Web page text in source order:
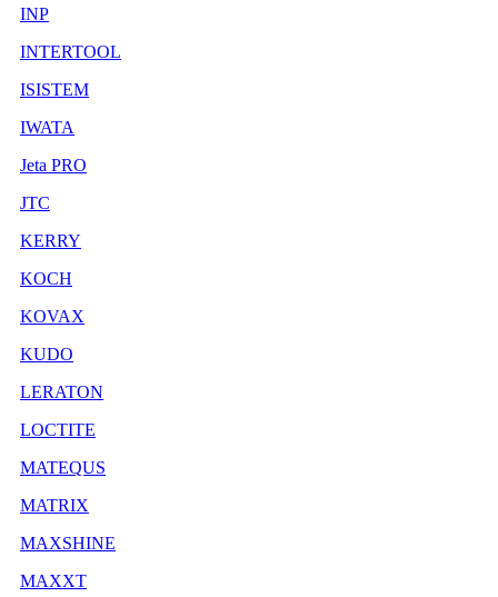
INP
INTERTOOL
ISISTEM
IWATA
Jeta PRO
JTC
KERRY
KOCH
KOVAX
KUDO
LERATON
LOCTITE
MATEQUS
MATRIX
MAXSHINE
MAXXT